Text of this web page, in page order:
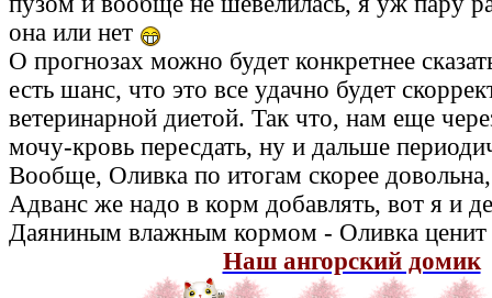
она или нет
О прогнозах можно будет конкретнее
есть шанс, что это все удачно будет
ветеринарной диетой. Так что, нам еще
мочу-кровь пересдать, ну и дальше
Вообще, Оливка по итогам скорее
Адванс же надо в корм добавлять, вот я и
Даяниным влажным кормом - Оливка ценит
Наш ангорский домик